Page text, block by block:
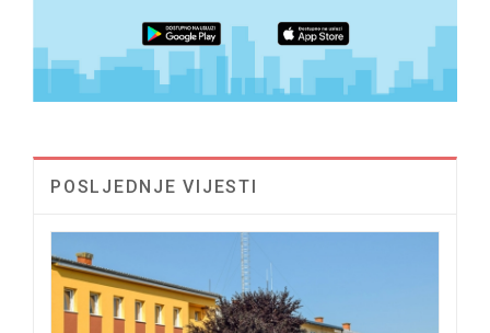
POSLJEDNJE VIJESTI